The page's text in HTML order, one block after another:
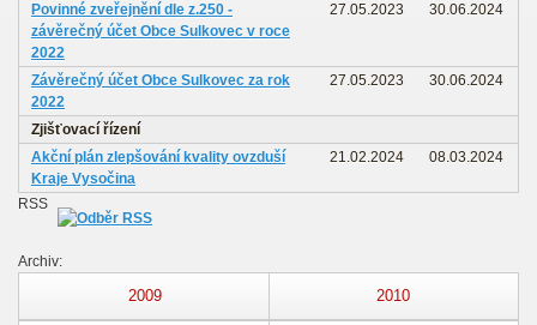
Povinné zveřejnění dle z.250 -
závěrečný účet Obce Sulkovec v roce
2022
27.05.2023 30.06.2024
Závěrečný účet Obce Sulkovec za rok
2022
27.05.2023 30.06.2024
Zjišťovací řízení
Akční plán zlepšování kvality ovzduší
Kraje Vysočina
21.02.2024 08.03.2024
RSS
Archiv:
2009 2010